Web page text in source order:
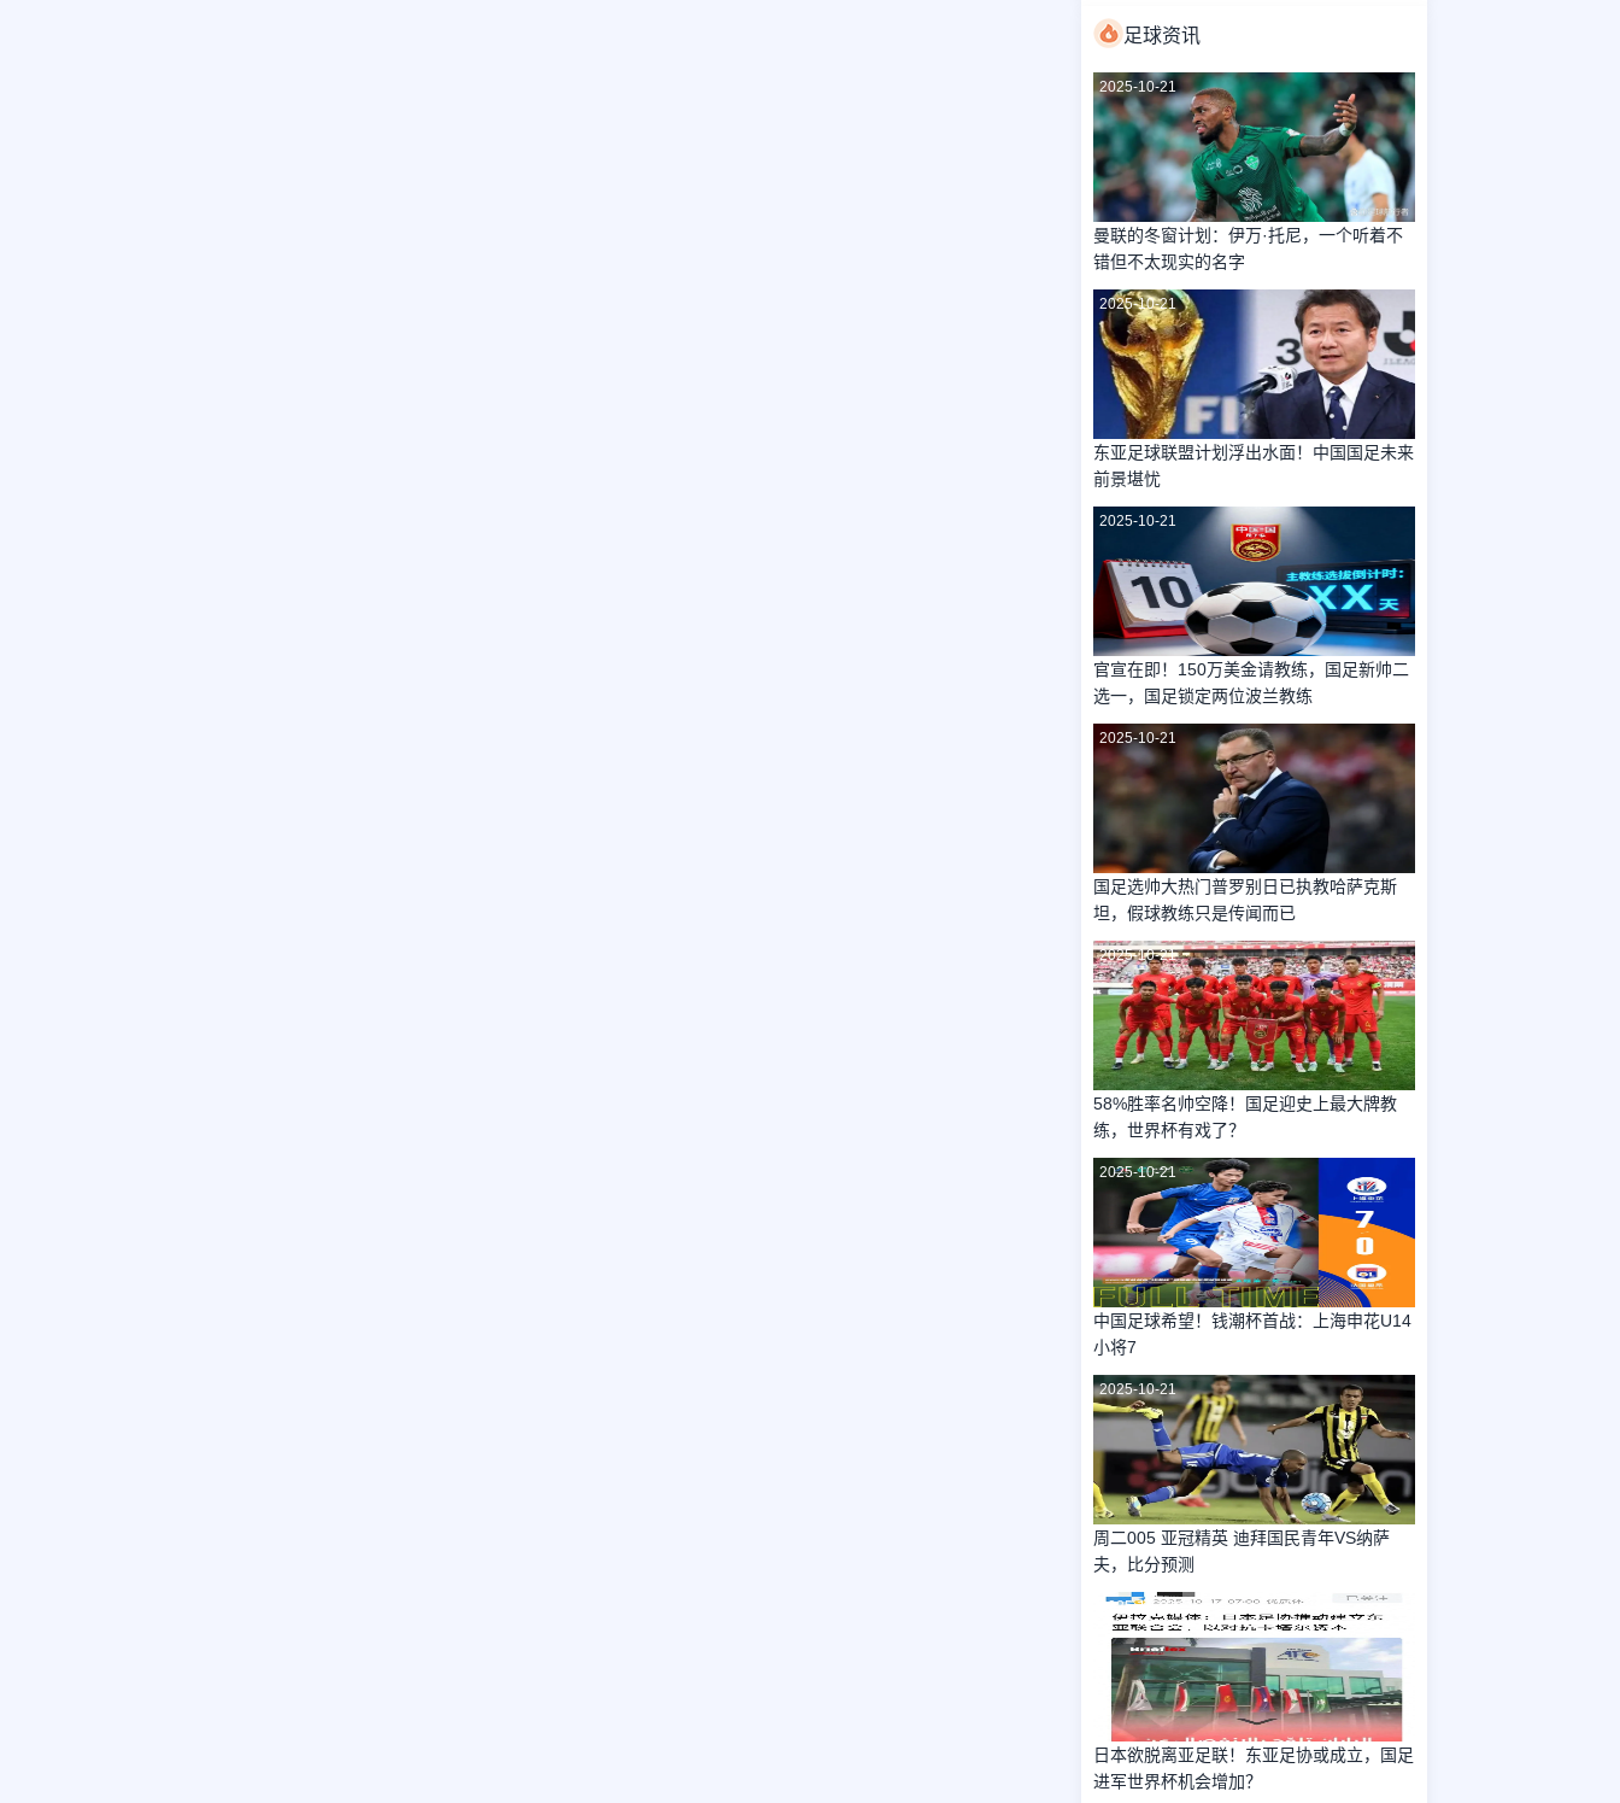
足球资讯
2025-10-21
曼联的冬窗计划：伊万·托尼，一个听着不
错但不太现实的名字
2025-10-21
东亚足球联盟计划浮出水面！中国国足未来
前景堪忧
2025-10-21
官宣在即！150万美金请教练，国足新帅二
选一，国足锁定两位波兰教练
2025-10-21
国足选帅大热门普罗别日已执教哈萨克斯
坦，假球教练只是传闻而已
2025-10-21
58%胜率名帅空降！国足迎史上最大牌教
练，世界杯有戏了？
2025-10-21
中国足球希望！钱潮杯首战：上海申花U14
小将7
2025-10-21
周二005 亚冠精英 迪拜国民青年VS纳萨
夫，比分预测
2025-10-21
日本欲脱离亚足联！东亚足协或成立，国足
进军世界杯机会增加？